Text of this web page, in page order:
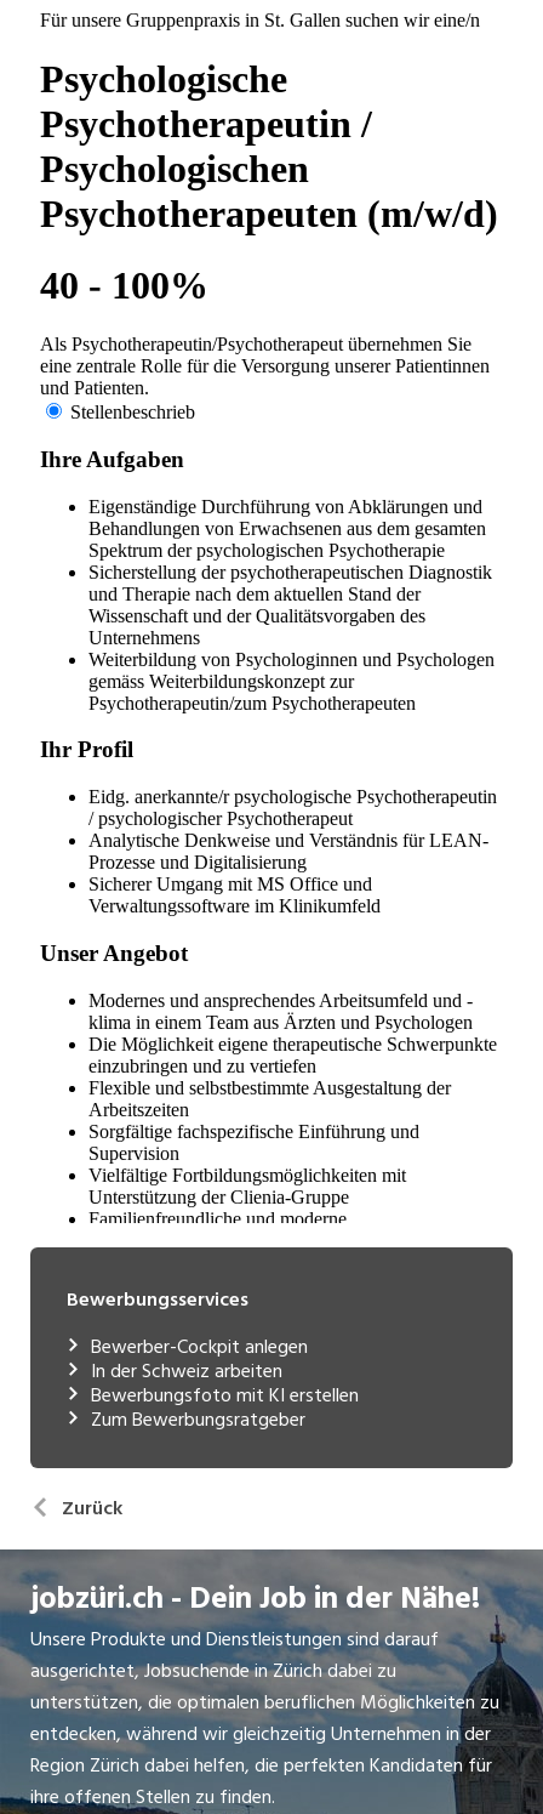
sind Ausbildungsklinik für Assistenzärzte (A1-Kliniken),
dipl. Pflegefachpersonen HF, Fachangestellte
Gesundheit (FAGE), Lehrlinge und Praktikanten
diverser Berufe und weisen eine enge universitäre
Anbindug auf.
Bewerbungsservices
Bewerber-Cockpit anlegen
In der Schweiz arbeiten
Bewerbungsfoto mit KI erstellen
Zum Bewerbungsratgeber
Zurück
jobzüri.ch - Dein Job in der Nähe!
Unsere Produkte und Dienstleistungen sind darauf
ausgerichtet, Jobsuchende in Zürich dabei zu
unterstützen, die optimalen beruflichen Möglichkeiten zu
entdecken, während wir gleichzeitig Unternehmen in der
Region Zürich dabei helfen, die perfekten Kandidaten für
ihre offenen Stellen zu finden.